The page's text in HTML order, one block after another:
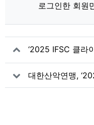
로그인한 회원
‘2025 IFSC 클라
이밍 국가대표 서
월드컵 시리즈 최
대한산악연맹,
대식 개최